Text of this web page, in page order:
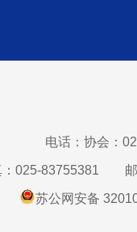
电话：协会：
025-83755381
苏公网安备